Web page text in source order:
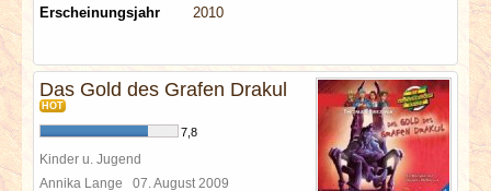
Erscheinungsjahr
2010
Das Gold des Grafen Drakul
HOT
7,8
Kinder u. Jugend
Annika Lange 07. August 2009